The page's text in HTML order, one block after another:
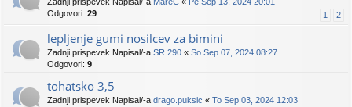
Odgovori: 29 1 2
lepljenje gumi nosilcev za bimini
Zadnji prispevek Napisal/-a SR 290 « So Sep 07, 2024 08:27
Odgovori: 9
tohatsko 3,5
Zadnji prispevek Napisal/-a drago.puksic « To Sep 03, 2024 12:03